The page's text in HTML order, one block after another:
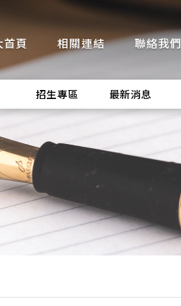
首頁 相關連結 聯絡我們
招生專區 最新消息